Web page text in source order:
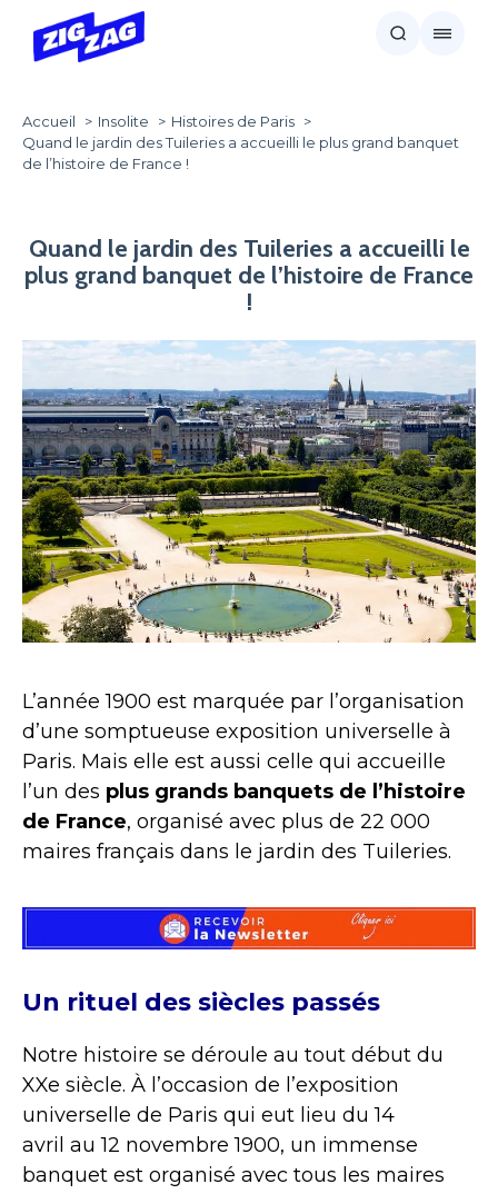
Accueil Insolite
Histoires de Paris
Quand le jardin des Tuileries a accueilli le plus grand banquet
de l’histoire de France !
Quand le jardin des Tuileries a accueilli le
plus grand banquet de l’histoire de France
!
L’année 1900 est marquée par l’organisation
d’une somptueuse exposition universelle à
Paris. Mais elle est aussi celle qui accueille
l’un des plus grands banquets de l’histoire
de France, organisé avec plus de 22 000
maires français dans le jardin des Tuileries.
Un rituel des siècles passés
Notre histoire se déroule au tout début du
XXe siècle. À l’occasion de l’exposition
universelle de Paris qui eut lieu du14
avril au12 novembre 1900, un immense
banquet est organisé avec tous les maires